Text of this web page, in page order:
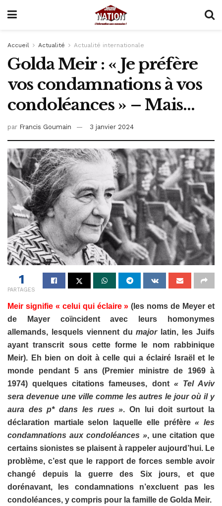
Accueil Actualité Actualité internationale
Golda Meir : « Je préfère
vos condamnations à vos
condoléances » – Mais…
par Francis Goumain 3 janvier 2024
1
PARTAGES
Meir signifie « celui qui éclaire » (les noms de Meyer et
de Mayer coïncident avec leurs homonymes
allemands, lesquels viennent dumajorlatin, les Juifs
ayant transcrit sous cette forme le nom rabbinique
Meir). Eh bien on doit à celle qui a éclairé Israël et le
monde pendant 5 ans (Premier ministre de 1969 à
1974) quelques citations fameuses, dont « Tel Aviv
sera devenue une ville comme les autres le jour où il y
aura des p* dans les rues ». On lui doit surtout la
déclaration martiale selon laquelle elle préfère« les
condamnations aux condoléances », une citation que
certains sionistes se plaisent à rappeler aujourd’hui. Le
problème, c’est que le rapport de forces semble avoir
changé depuis la guerre des Six jours, et que
dorénavant, les condamnations n’excluent pas les
condoléances, y compris pour la famille de Golda Meir.